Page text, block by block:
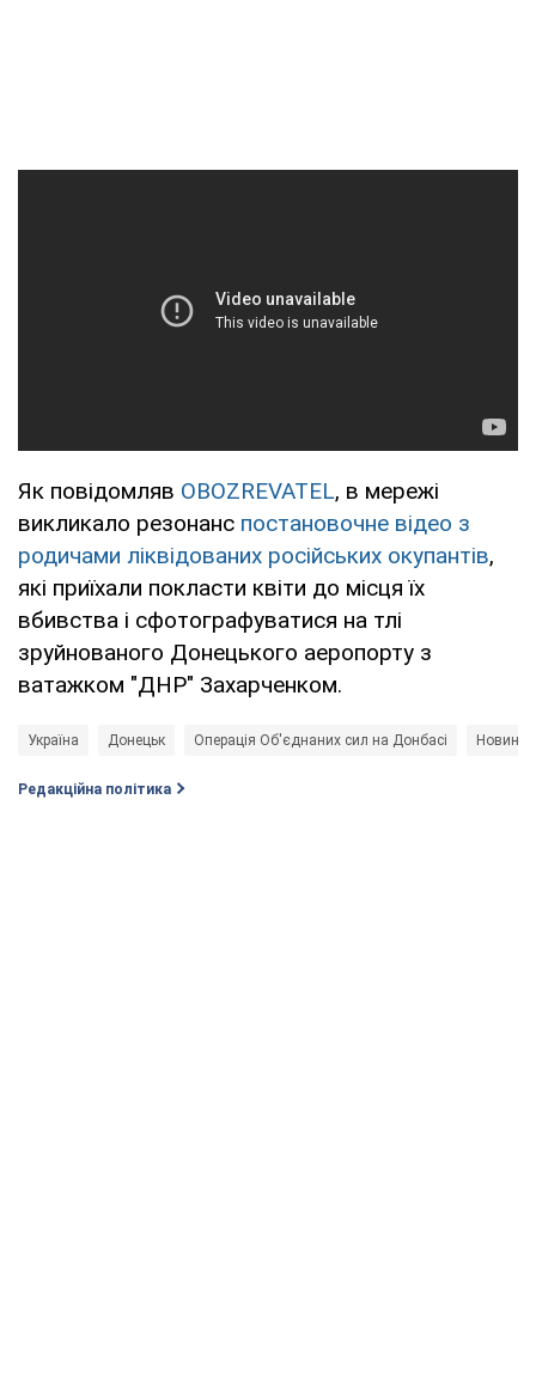
Як повідомляв OBOZREVATEL, в мережі
викликало резонанс постановочне відео з
родичами ліквідованих російських окупантів,
які приїхали покласти квіти до місця їх
вбивства і сфотографуватися на тлі
зруйнованого Донецького аеропорту з
ватажком "ДНР" Захарченком.
Україна Донецьк Операція Об'єднаних сил на Донбасі Новини
Редакційна політика